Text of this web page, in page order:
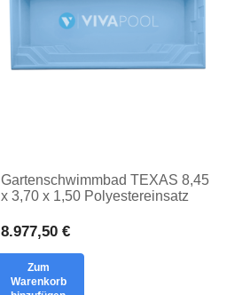
Gartenschwimmbad TEXAS 8,45
x 3,70 x 1,50 Polyestereinsatz
8.977,50 €
Zum
Warenkorb